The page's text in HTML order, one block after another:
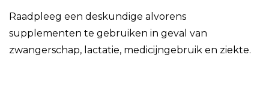
Raadpleeg een deskundige alvorens
supplementen te gebruiken in geval van
zwangerschap, lactatie, medicijngebruik en ziekte.